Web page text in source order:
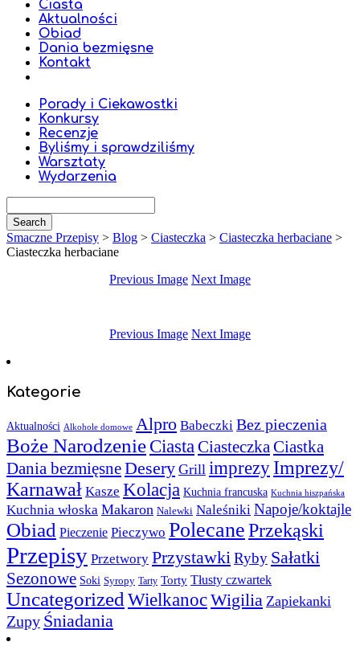
Ciasta
Aktualności
Obiad
Dania bezmięsne
Kontakt
Porady i Ciekawostki
Konkursy
Recenzje
Byliśmy i sprawdziliśmy
Warsztaty
Wydarzenia
Smaczne Przepisy > Blog > Ciasteczka > Ciasteczka herbaciane >
Ciasteczka herbaciane
Previous Image Next Image
Previous Image Next Image
Kategorie
Aktualności Alkohole domowe Alpro Babeczki Bez pieczenia
Boże NarodzenieCiastaCiasteczkaCiastka
Dania bezmięsneDesery Grill imprezy Imprezy/
Karnawał Kasze Kolacja Kuchnia francuska Kuchnia hiszpańska
Kuchnia włoska Makaron Nalewki Naleśniki Napoje/koktajle
Obiad Pieczenie Pieczywo PolecanePrzekąski
Przepisy Przetwory PrzystawkiRyby Sałatki
Sezonowe Soki Syropy Tarty Torty Tłusty czwartek
UncategorizedWielkanocWigilia Zapiekanki
Zupy Śniadania